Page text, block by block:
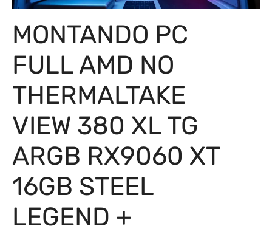
MONTANDO PC
FULL AMD NO
THERMALTAKE
VIEW 380 XL TG
ARGB RX9060 XT
16GB STEEL
LEGEND +